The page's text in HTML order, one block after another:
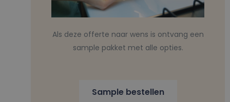
Als deze offerte naar wens is ontvang een
sample pakket met alle opties.
Sample bestellen